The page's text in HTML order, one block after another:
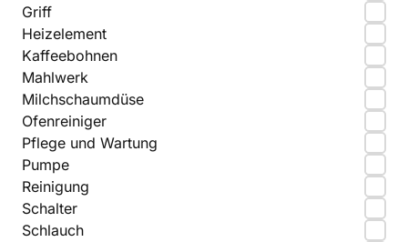
Griff
Heizelement
Kaffeebohnen
Mahlwerk
Milchschaumdüse
Ofenreiniger
Pflege und Wartung
Pumpe
Reinigung
Schalter
Schlauch